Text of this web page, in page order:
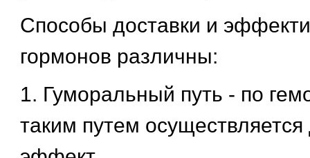
Способы доставки и
гормонов различны:
1. Гуморальный путь - по
таким путем